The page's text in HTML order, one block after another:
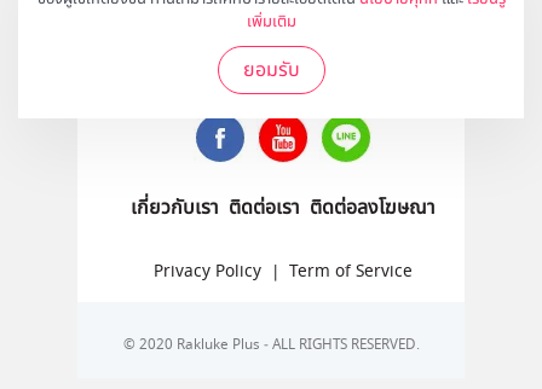
เพิ่มเติม
ยอมรับ
ติดตามเราได้ที่
เกี่ยวกับเรา ติดต่อเรา ติดต่อลงโฆษณา
Privacy Policy | Term of Service
© 2020 Rakluke Plus - ALL RIGHTS RESERVED.